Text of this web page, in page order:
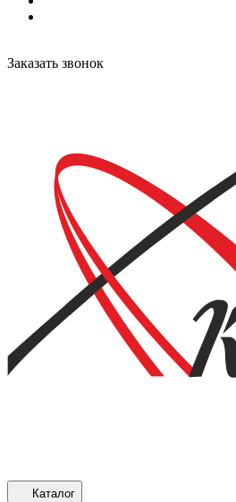
Заказать звонок
Каталог